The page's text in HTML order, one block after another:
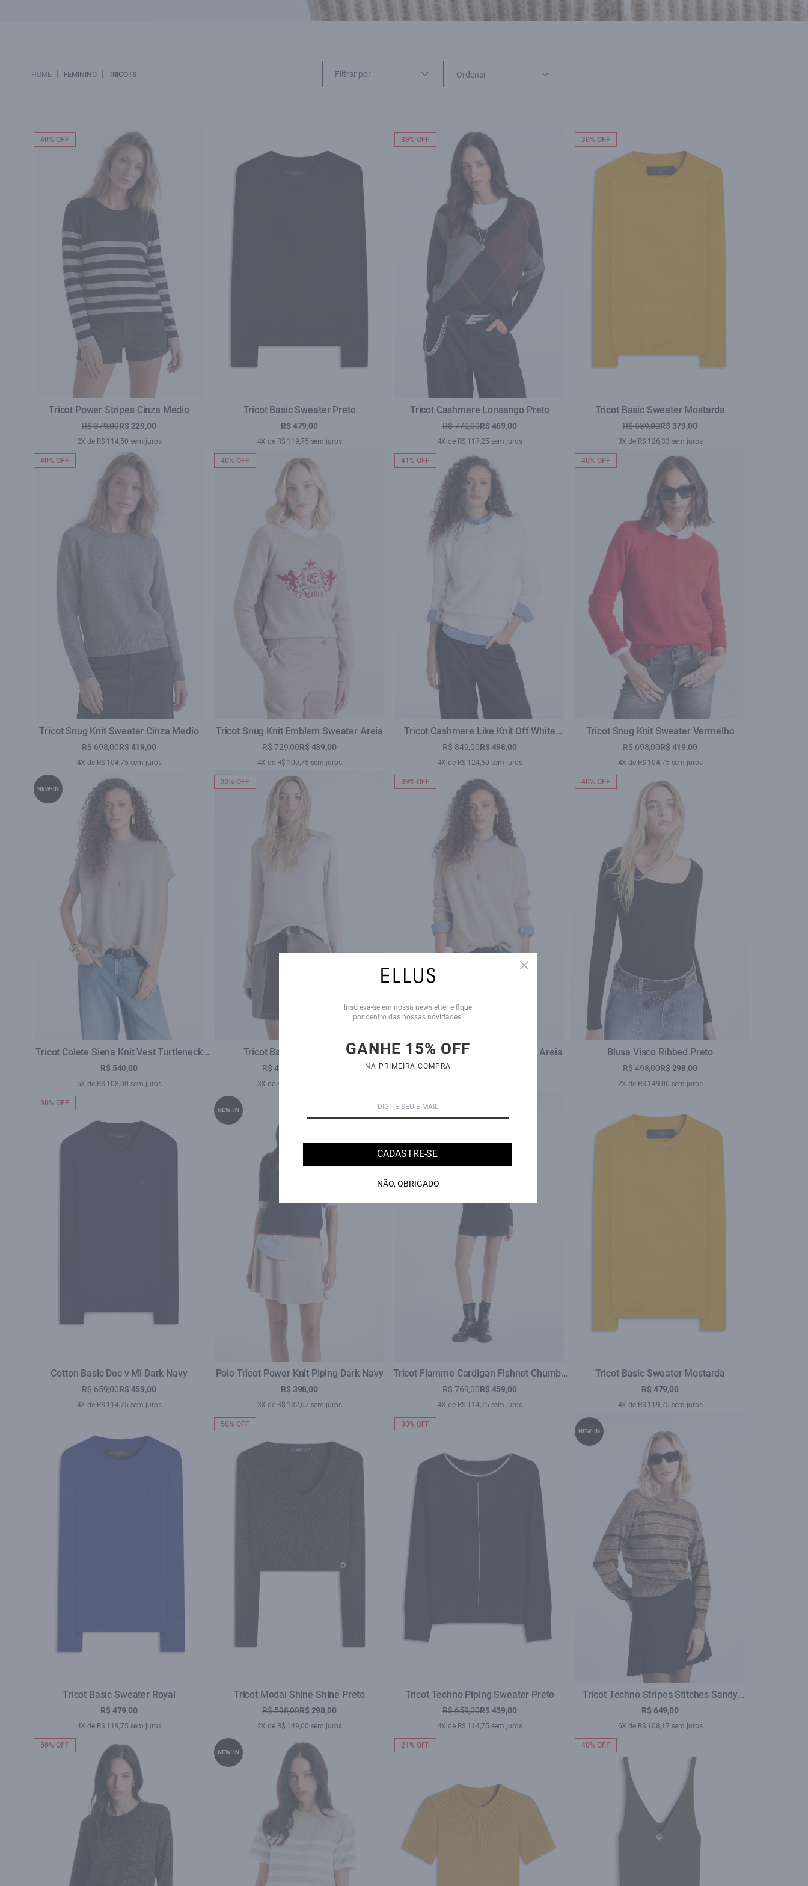
HOME | FEMININO | TRICOTS Filtrar por
Tricot Power Stripes Cinza Medio
R$ 379,00R$ 229,00
2X de R$ 114,50 sem juros
40% OFF
Tricot Basic Sweater Preto
R$ 479,00
4X de R$ 119,75 sem juros
Tricot Cashmere Lonsango Preto
R$ 770,00R$ 469,00
4X de R$ 117,25 sem juros
39% OFF
Tricot Basic Sweater Mostarda
R$ 539,00R$ 379,00
3X de R$ 126,33 sem juros
30% OFF
Tricot Snug Knit Sweater Cinza Medio
R$ 698,00R$ 419,00
4X de R$ 104,75 sem juros
40% OFF
Tricot Snug Knit Emblem Sweater Areia
R$ 729,00R$ 439,00
4X de R$ 109,75 sem juros
40% OFF
Tricot Cashmere Like Knit Off White
Mescla
R$ 849,00R$ 498,00
4X de R$ 124,50 sem juros
41% OFF
Tricot Snug Knit Sweater Vermelho
R$ 698,00R$ 419,00
4X de R$ 104,75 sem juros
40% OFF
Tricot Colete Siena Knit Vest Turtleneck
Greige
R$ 540,00
5X de R$ 108,00 sem juros
NEW-IN
Tricot Basic Sweater Areia
R$ 479,00
3X de R$ 106,33 sem juros
33% OFF
Tricot Siena Knit Wide Turtleneck Areia
R$ 590,00
39% OFF
Blusa Visco Ribbed Preto
R$ 498,00R$ 298,00
2X de R$ 149,00 sem juros
40% OFF
Cotton Basic Dec v Ml Dark Navy
R$ 659,00R$ 459,00
4X de R$ 114,75 sem juros
30% OFF
Polo Tricot Power Knit Piping Dark Navy
R$ 398,00
3X de R$ 132,67 sem juros
NEW-IN
Tricot Flamme Cardigan Fishnet Chumbo
Mescla
R$ 769,00R$ 459,00
4X de R$ 114,75 sem juros
40% OFF
Tricot Basic Sweater Mostarda
R$ 479,00
4X de R$ 119,75 sem juros
Tricot Basic Sweater Royal
R$ 479,00
4X de R$ 119,75 sem juros
Tricot Modal Shine Shine Preto
R$ 598,00R$ 298,00
2X de R$ 149,00 sem juros
50% OFF
Tricot Techno Piping Sweater Preto
R$ 659,00R$ 459,00
4X de R$ 114,75 sem juros
30% OFF
Tricot Techno Stripes Stitches Sandy
Mescla
R$ 649,00
6X de R$ 108,17 sem juros
NEW-IN
50% OFF
NEW-IN
21% OFF 40% OFF
Close
Inscreva-se em nossa newsletter e fique
por dentro das nossas novidades!
GANHE 15% OFF
NA PRIMEIRA COMPRA
CADASTRE-SE
NÃO, OBRIGADO